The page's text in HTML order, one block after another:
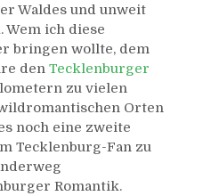
Waldes und unweit
Wem ich diese
bringen wollte, dem
den Tecklenburger
zu vielen
Orten
noch eine zweite
Tecklenburg-Fan zu
Romantik.